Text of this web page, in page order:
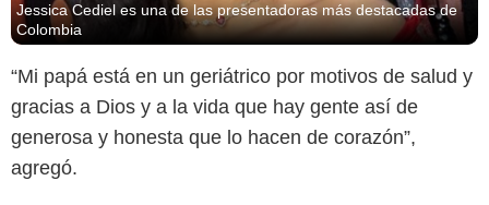
Jessica Cediel es una de las presentadoras más destacadas de
Colombia
“Mi papá está en un geriátrico por motivos de salud y
gracias a Dios y a la vida que hay gente así de
generosa y honesta que lo hacen de corazón”,
agregó.